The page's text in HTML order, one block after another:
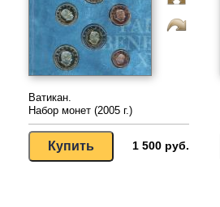
Ватикан.
Набор монет (2005 г.)
1 500 руб.